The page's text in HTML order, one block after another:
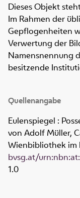
Dieses Objekt
Im Rahmen der
Gepflogenheiten
Verwertung der
Namensnennung
besitzende
Quellenangabe
Eulenspiegel :
von Adolf Müller,
Wienbibliothek im
bvsg.at/
1.0